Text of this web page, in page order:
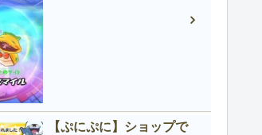
【ぷにぷに】ショップで